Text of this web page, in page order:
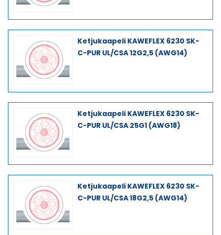
Ketjukaapeli KAWEFLEX 6230 SK-
C-PUR UL/CSA 12G2,5 (AWG14)
Ketjukaapeli KAWEFLEX 6230 SK-
C-PUR UL/CSA 25G1 (AWG18)
Ketjukaapeli KAWEFLEX 6230 SK-
C-PUR UL/CSA 18G2,5 (AWG14)